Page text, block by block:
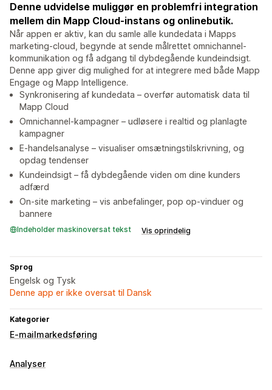
Denne udvidelse muliggør en problemfri integration
mellem din Mapp Cloud-instans og onlinebutik.
Når appen er aktiv, kan du samle alle kundedata i Mapps
marketing-cloud, begynde at sende målrettet omnichannel-
kommunikation og få adgang til dybdegående kundeindsigt.
Denne app giver dig mulighed for at integrere med både Mapp
Engage og Mapp Intelligence.
Synkronisering af kundedata – overfør automatisk data til
Mapp Cloud
Omnichannel-kampagner – udløsere i realtid og planlagte
kampagner
E-handelsanalyse – visualiser omsætningstilskrivning, og
opdag tendenser
Kundeindsigt – få dybdegående viden om dine kunders
adfærd
On-site marketing – vis anbefalinger, pop op-vinduer og
bannere
Indeholder maskinoversat tekst Vis oprindelig
Sprog
Engelsk og Tysk
Denne app er ikke oversat til Dansk
Kategorier
E-mailmarkedsføring
Analyser